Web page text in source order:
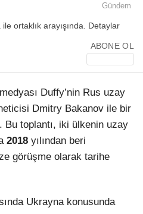
WhatsApp İhbar Hattı
Gündem
ABONE OL
Duffy’nin Rus uzay
Dmitry Bakanov ile bir
Bu toplantı, iki ülkenin uzay
2018 yılından beri
görüşme olarak tarihe
Ukrayna konusunda